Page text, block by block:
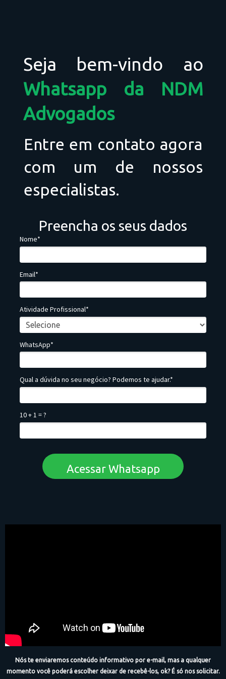
Seja bem-vindo ao
Whatsapp da NDM
Advogados
Entre em contato agora
com um de nossos
especialistas.
Preencha os seus dados
Nome*
Email*
Atividade Profissional*
WhatsApp*
Qual a dúvida no seu negócio? Podemos te ajudar.*
10 + 1 = ?
Acessar Whatsapp
Nós te enviaremos conteúdo informativo por e-mail, mas a qualquer
momento você poderá escolher deixar de recebê-los, ok? É só nos solicitar.